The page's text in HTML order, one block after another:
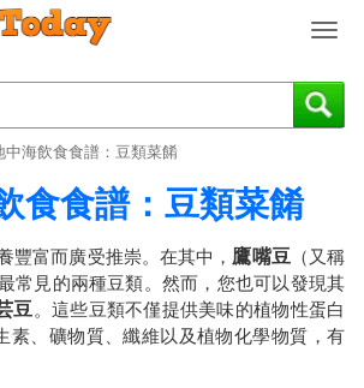
T
g
g
i
g
a
中海飲食食譜：豆類菜餚
食食譜：豆類菜餚
豐富而廣受推崇。在其中， 鷹嘴豆 （又稱
常見的兩種豆類。然而，您也可以發現其
豆 。這些豆類不僅提供美味的植物性蛋白
素、礦物質、纖維以及植物化學物質，有